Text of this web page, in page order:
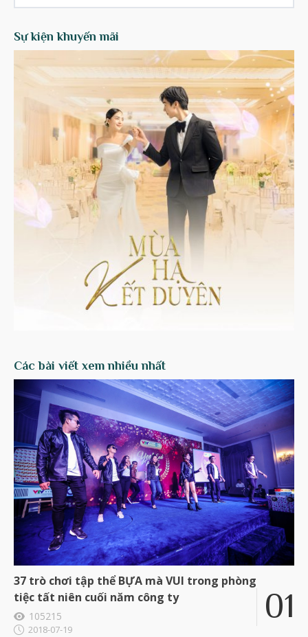
Sự kiện khuyến mãi
Các bài viết xem nhiều nhất
37 trò chơi tập thể BỰA mà VUI trong phòng
tiệc tất niên cuối năm công ty
105215
2018-07-19